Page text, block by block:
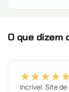
O que dizem
Incrível. Site